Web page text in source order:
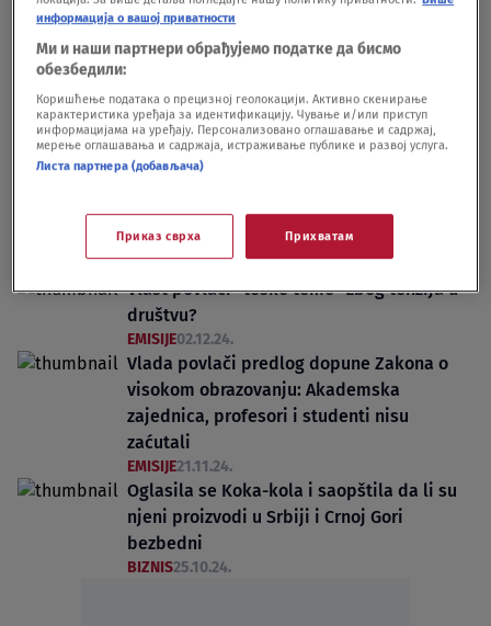
Oglas
Vlast povlači "teške teme" zbog tenzija u
društvu?
EMISIJE02.12.24.
Vlada povlači predlog dopune Zakona o
visokom obrazovanju: Akademska
zajednica, profesori i studenti nisu
zaćutali
EMISIJE21.11.24.
Oglasila se Koka-kola i saopštila da li su
njeni proizvodi u Srbiji i Crnoj Gori
bezbedni
BIZNIS25.10.24.
информација о вашој приватности
Ми и наши партнери обрађујемо податке да бисмо
обезбедили:
Коришћење података о прецизној геолокацији. Активно скенирање
карактеристика уређаја за идентификацију. Чување и/или приступ
информацијама на уређају. Персонализовано оглашавање и садржај,
мерење оглашавања и садржаја, истраживање публике и развој услуга.
Листа партнера (добављача)
Приказ сврха Прихватам